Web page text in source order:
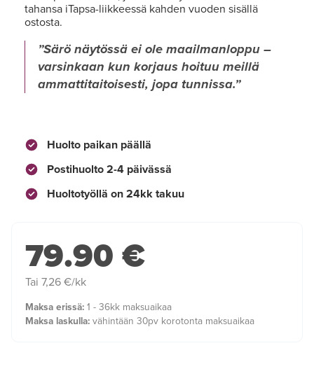
tahansa iTapsa-liikkeessä kahden vuoden sisällä
ostosta.
Särö näytössä ei ole maailmanloppu –
varsinkaan kun korjaus hoituu meillä
ammattitaitoisesti, jopa tunnissa.
Huolto paikan päällä
Postihuolto 2-4 päivässä
Huoltotyöllä on 24kk takuu
79.90 €
Tai 7,26 €/kk
Maksa erissä: 1 - 36kk maksuaikaa
Maksa laskulla: vähintään 30pv korotonta maksuaikaa